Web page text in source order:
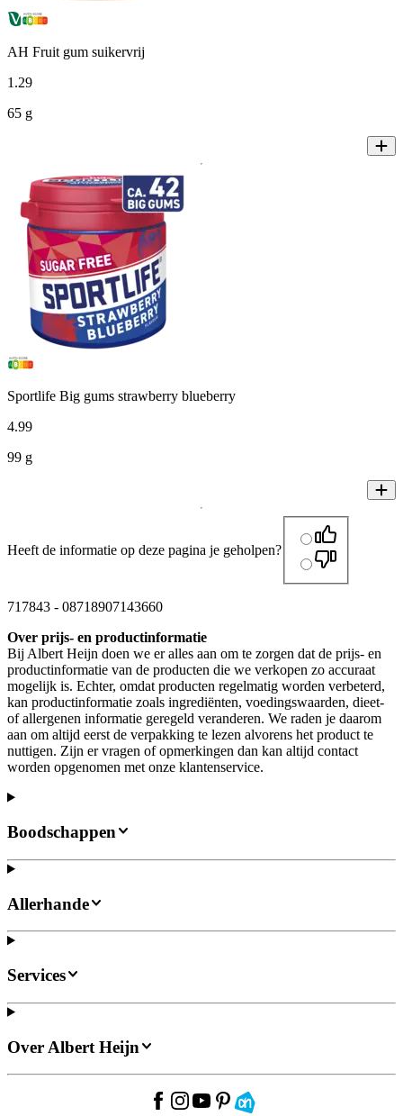
AH Fruit gum suikervrij
1 .29
65 g
Sportlife Big gums strawberry blueberry
4.99
99 g
Heeft de informatie op deze pagina je geholpen?
717843 - 08718907143660
Over prijs- en productinformatie
Bij Albert Heijn doen we er alles aan om te zorgen dat de prijs- en
productinformatie van de producten die we verkopen zo accuraat
mogelijk is. Echter, omdat producten regelmatig worden verbeterd,
kan productinformatie zoals ingrediënten, voedingswaarden, dieet-
of allergenen informatie geregeld veranderen. We raden je daarom
aan om altijd eerst de verpakking te lezen alvorens het product te
nuttigen. Zijn er vragen of opmerkingen dan kan altijd contact
worden opgenomen met onze klantenservice.
Boodschappen
Allerhande
Services
Over Albert Heijn